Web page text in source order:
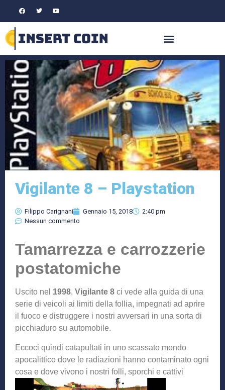
Vigilante 8 – Playstation
Filippo Carignani Gennaio 15, 2018
2:40 pm
Nessun commento
Tamarrezza e carrozzerie
postatomiche
Uscito nel 1998, Vigilante 8 ci vede alla guida di una
serie di veicoli ai limiti della follia, impegnati ad aprire
il fuoco e distruggere i nostri avversari in una sorta di
picchiaduro su automobile.
Eccoci quindi catapultati in uno scassato mondo
apocalittico dove le radiazioni hanno contaminato ogni
cosa e dove vivono i nostri folli, sporchi e cattivi